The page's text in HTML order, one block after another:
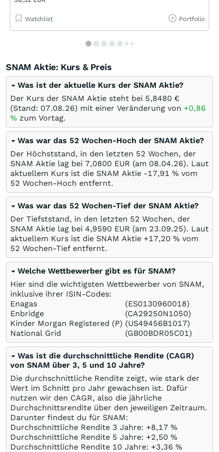
Watchlist Portfolio
SNAM Aktie: Kurs & Preis
Was ist der aktuelle Kurs der SNAM Aktie?
Der Kurs der SNAM Aktie steht bei 5,8480 €
(Stand: 07.08.26) mit einer Veränderung von +0,86
% zum Vortag.
Was war das 52 Wochen-Hoch der SNAM Aktie?
Der Höchststand, in den letzten 52 Wochen, der
SNAM Aktie lag bei 7,0800 EUR (am 08.04.26). Laut
aktuellem Kurs ist die SNAM Aktie -17,91 % vom
52 Wochen-Hoch entfernt.
Was war das 52 Wochen-Tief der SNAM Aktie?
Der Tiefststand, in den letzten 52 Wochen, der
SNAM Aktie lag bei 4,9590 EUR (am 23.09.25). Laut
aktuellem Kurs ist die SNAM Aktie +17,20 % vom
52 Wochen-Tief entfernt.
Welche Wettbewerber gibt es für SNAM?
Hier sind die wichtigsten Wettbewerber von SNAM,
inklusive ihrer ISIN-Codes:
Enagas
(ES0130960018)
Enbridge
(CA29250N1050)
Kinder Morgan Registered (P) (US49456B1017)
National Grid
(GB00BDR05C01)
Was ist die durchschnittliche Rendite (CAGR)
von SNAM über 3, 5 und 10 Jahre?
Die durchschnittliche Rendite zeigt, wie stark der
Wert im Schnitt pro Jahr gewachsen ist. Dafür
nutzen wir den CAGR, also die jährliche
Durchschnittsrendite über den jeweiligen Zeitraum.
Darunter findest du für SNAM:
Durchschnittliche Rendite 3 Jahre: +8,17 %
Durchschnittliche Rendite 5 Jahre: +2,50 %
Durchschnittliche Rendite 10 Jahre: +3,36 %